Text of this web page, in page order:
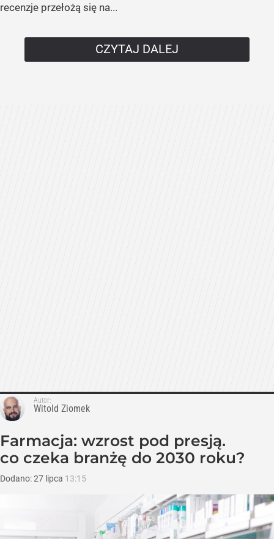
recenzje przełożą się na...
CZYTAJ DALEJ
Autor:
Witold Ziomek
Farmacja: wzrost pod presją.
co czeka branżę do 2030 roku?
Dodano:27 lipca 13:15